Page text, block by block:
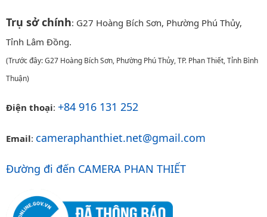
Trụ sở chính: G27 Hoàng Bích Sơn, Phường Phú Thủy,
Tỉnh Lâm Đồng.
(Trước đây: G27 Hoàng Bích Sơn, Phường Phú Thủy, TP. Phan Thiết, Tỉnh Bình
Thuận)
Điện thoại: +84 916 131 252
Email: cameraphanthiet.net@gmail.com
Đường đi đến CAMERA PHAN THIẾT